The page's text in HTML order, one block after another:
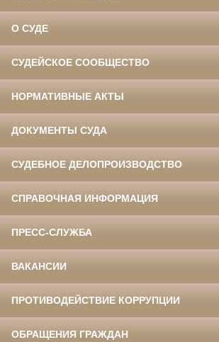
О СУДЕ
СУДЕЙСКОЕ СООБЩЕСТВО
НОРМАТИВНЫЕ АКТЫ
ДОКУМЕНТЫ СУДА
СУДЕБНОЕ ДЕЛОПРОИЗВОДСТВО
СПРАВОЧНАЯ ИНФОРМАЦИЯ
ПРЕСС-СЛУЖБА
ВАКАНСИИ
ПРОТИВОДЕЙСТВИЕ КОРРУПЦИИ
ОБРАЩЕНИЯ ГРАЖДАН